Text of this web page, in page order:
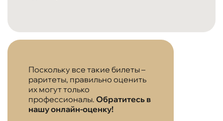
Поскольку все такие билеты –
раритеты, правильно оценить
их могут только
профессионалы. Обратитесь в
нашу онлайн-оценку!